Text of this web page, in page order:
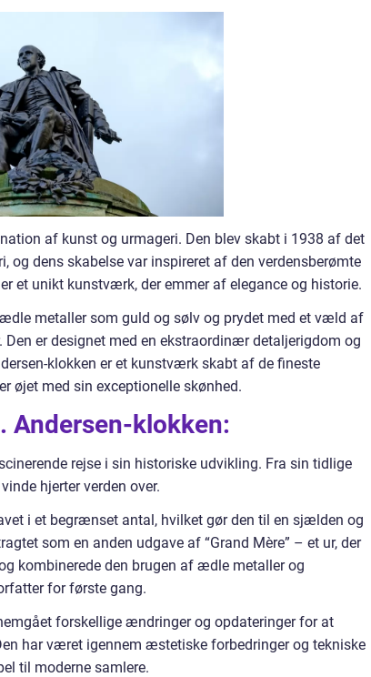
af kunst og urmageri. Den blev skabt i 1938 af det
dens skabelse var inspireret af den verdensberømte
et unikt kunstværk, der emmer af elegance og historie.
metaller som guld og sølv og prydet med et væld af
er designet med en ekstraordinær detaljerigdom og
klokken er et kunstværk skabt af de fineste
øjet med sin exceptionelle skønhed.
Andersen-klokken:
rejse i sin historiske udvikling. Fra sin tidlige
hjerter verden over.
i et begrænset antal, hvilket gør den til en sjælden og
som en anden udgave af “Grand Mère” – et ur, der
kombinerede den brugen af ædle metaller og
for første gang.
forskellige ændringer og opdateringer for at
har været igennem æstetiske forbedringer og tekniske
til moderne samlere.